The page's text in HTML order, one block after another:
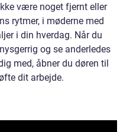
være noget fjernt eller
rytmer, i møderne med
i din hverdag. Når du
og se anderledes
med, åbner du døren til
dit arbejde.